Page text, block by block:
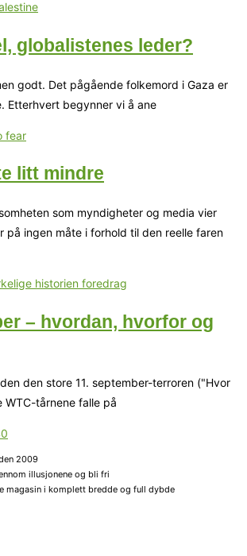
globalistenes leder?
godt. Det pågående folkemord i Gaza er
Etterhvert begynner vi å ane
litt mindre
som myndigheter og media vier
på ingen måte i forhold til den reelle faren
– hvordan, hvorfor og
den store 11. september-terroren ("Hvor
tårnene falle på
2009
illusjonene og bli fri
magasin i komplett bredde og full dybde